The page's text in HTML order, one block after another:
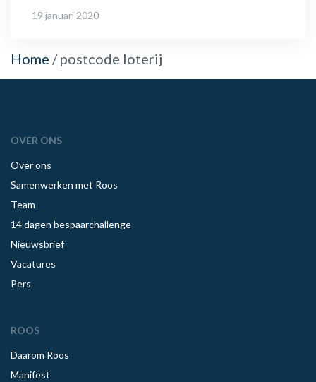
19 januari 2020
Home /postcode loterij
OVER ONS
Over ons
Samenwerken met Roos
Team
14 dagen bespaarchallenge
Nieuwsbrief
Vacatures
Pers
ROOS
Daarom Roos
Manifest